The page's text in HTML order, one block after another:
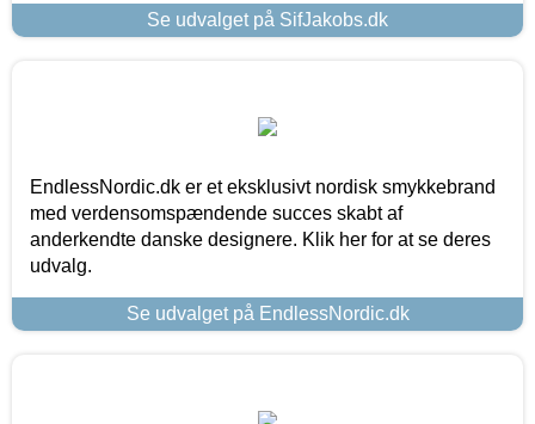
Se udvalget på SifJakobs.dk
EndlessNordic.dk er et eksklusivt nordisk smykkebrand
med verdensomspændende succes skabt af
anderkendte danske designere. Klik her for at se deres
udvalg.
Se udvalget på EndlessNordic.dk